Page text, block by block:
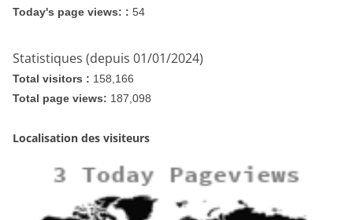
Today's page views: : 54
Statistiques (depuis 01/01/2024)
Total visitors : 158,166
Total page views: 187,098
Localisation des visiteurs